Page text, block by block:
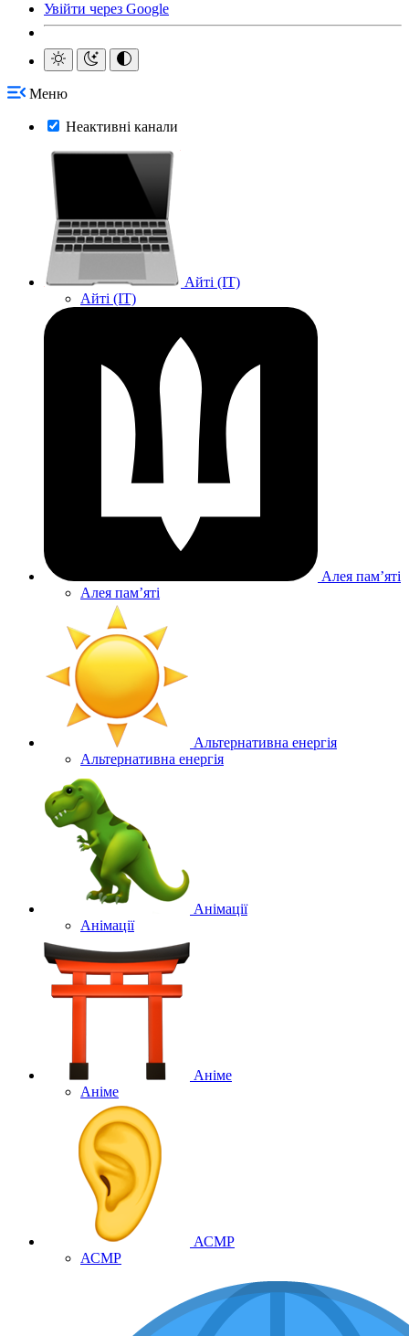
Увійти через Google
Меню
Неактивні канали
Айті (IT)
Айті (IT)
Алея памʼяті
Алея памʼяті
Альтернативна енергія
Альтернативна енергія
Анімації
Анімації
Аніме
Аніме
АСМР
АСМР